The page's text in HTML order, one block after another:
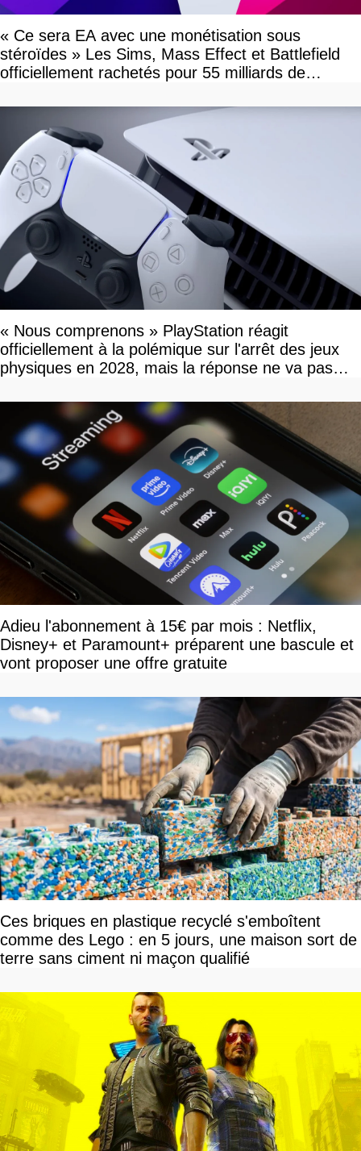
« Ce sera EA avec une monétisation sous
stéroïdes » Les Sims, Mass Effect et Battlefield
officiellement rachetés pour 55 milliards de
« Nous comprenons » PlayStation réagit
officiellement à la polémique sur l'arrêt des jeux
physiques en 2028, mais la réponse ne va pas
Adieu l'abonnement à 15€ par mois : Netflix,
Disney+ et Paramount+ préparent une bascule et
vont proposer une offre gratuite
Ces briques en plastique recyclé s'emboîtent
comme des Lego : en 5 jours, une maison sort de
terre sans ciment ni maçon qualifié